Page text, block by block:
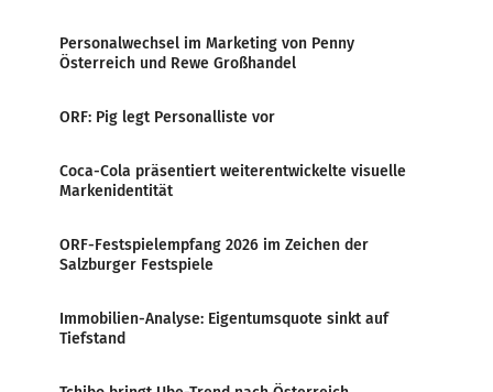
Personalwechsel im Marketing von Penny
Österreich und Rewe Großhandel
ORF: Pig legt Personalliste vor
Coca-Cola präsentiert weiterentwickelte visuelle
Markenidentität
ORF-Festspielempfang 2026 im Zeichen der
Salzburger Festspiele
Immobilien-Analyse: Eigentumsquote sinkt auf
Tiefstand